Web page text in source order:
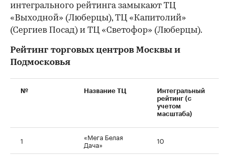
интегрального рейтинга замыкают ТЦ
«Выходной» (Люберцы), ТЦ «Капитолий»
(Сергиев Посад) и ТЦ «Светофор» (Люберцы).
Рейтинг торговых центров Москвы и
Подмосковья
№ Название ТЦ
Интегральный
рейтинг (с
учетом
масштаба)
1 «Мега Белая
Дача» 10